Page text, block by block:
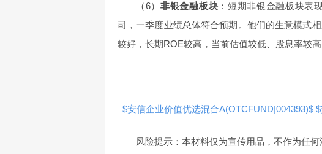
（6）非银金融板块 ：短期非银金融板块表
司，一季度业绩总体符合预期。他们的生意模式
较好，长期ROE较高，当前估值较低、股息率较高
$安信企业价值优选混合A(OTCFUND|004393)$
风险提示：本材料仅为宣传用品，不作为任